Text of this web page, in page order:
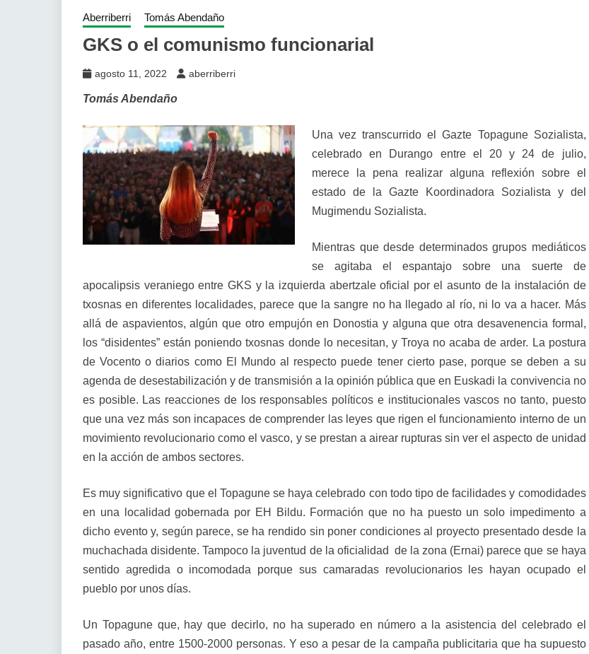
Aberriberri Tomás Abendaño
GKS o el comunismo funcionarial
agosto 11, 2022 aberriberri
Tomás Abendaño
Una vez transcurrido el Gazte Topagune Sozialista,
celebrado en Durango entre el 20 y 24 de julio,
merece la pena realizar alguna reflexión sobre el
estado de la Gazte Koordinadora Sozialista y del
Mugimendu Sozialista.
Mientras que desde determinados grupos mediáticos
se agitaba el espantajo sobre una suerte de
apocalipsis veraniego entre GKS y la izquierda abertzale oficial por el asunto de la instalación de
txosnas en diferentes localidades, parece que la sangre no ha llegado al río, ni lo va a hacer. Más
allá de aspavientos, algún que otro empujón en Donostia y alguna que otra desavenencia formal,
los “disidentes” están poniendo txosnas donde lo necesitan, y Troya no acaba de arder. La postura
de Vocento o diarios como El Mundo al respecto puede tener cierto pase, porque se deben a su
agenda de desestabilización y de transmisión a la opinión pública que en Euskadi la convivencia no
es posible. Las reacciones de los responsables políticos e institucionales vascos no tanto, puesto
que una vez más son incapaces de comprender las leyes que rigen el funcionamiento interno de un
movimiento revolucionario como el vasco, y se prestan a airear rupturas sin ver el aspecto de unidad
en la acción de ambos sectores.
Es muy significativo que el Topagune se haya celebrado con todo tipo de facilidades y comodidades
en una localidad gobernada por EH Bildu. Formación que no ha puesto un solo impedimento a
dicho evento y, según parece, se ha rendido sin poner condiciones al proyecto presentado desde la
muchachada disidente. Tampoco la juventud de la oficialidad de la zona (Ernai) parece que se haya
sentido agredida o incomodada porque sus camaradas revolucionarios les hayan ocupado el
pueblo por unos días.
Un Topagune que, hay que decirlo, no ha superado en número a la asistencia del celebrado el
pasado año, entre 1500-2000 personas. Y eso a pesar de la campaña publicitaria que ha supuesto